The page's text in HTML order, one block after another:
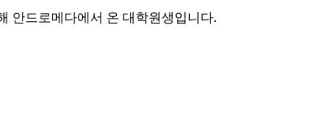
안드로메다에서 온 대학원생입니다.